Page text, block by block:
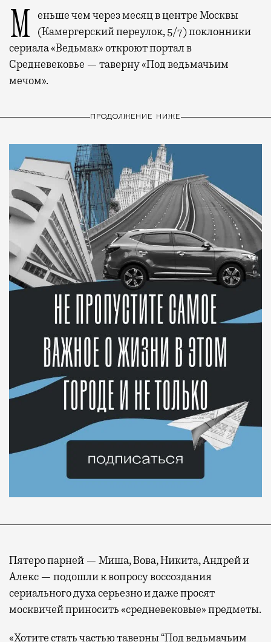
Меньше чем через месяц в центре Москвы
(Камергерский переулок, 5/7) поклонники
сериала «Ведьмак» откроют портал в
Средневековье — таверну «Под ведьмачьим
мечом».
ПРОДОЛЖЕНИЕ НИЖЕ
Пятеро парней — Миша, Вова, Никита, Андрей и
Алекс — подошли к вопросу воссоздания
сериального духа серьезно и даже просят
москвичей приносить «средневековые» предметы.
«Хотите стать частью таверны “Под ведьмачьим